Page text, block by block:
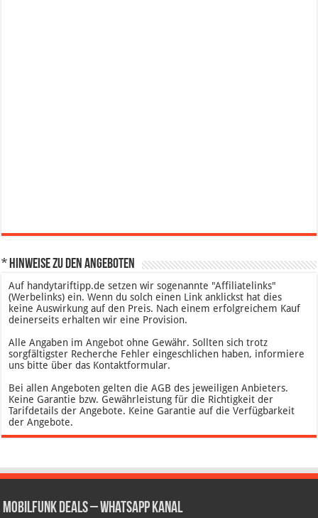
* Hinweise zu den Angeboten
Auf handytariftipp.de setzen wir sogenannte "Affiliatelinks"
(Werbelinks) ein. Wenn du solch einen Link anklickst hat dies
keine Auswirkung auf den Preis. Nach einem erfolgreichem Kauf
deinerseits erhalten wir eine Provision.
Alle Angaben im Angebot ohne Gewähr. Sollten sich trotz
sorgfältigster Recherche Fehler eingeschlichen haben, informiere
uns bitte über das Kontaktformular.
Bei allen Angeboten gelten die AGB des jeweiligen Anbieters.
Keine Garantie bzw. Gewährleistung für die Richtigkeit der
Tarifdetails der Angebote. Keine Garantie auf die Verfügbarkeit
der Angebote.
Mobilfunk Deals – WhatsApp Kanal